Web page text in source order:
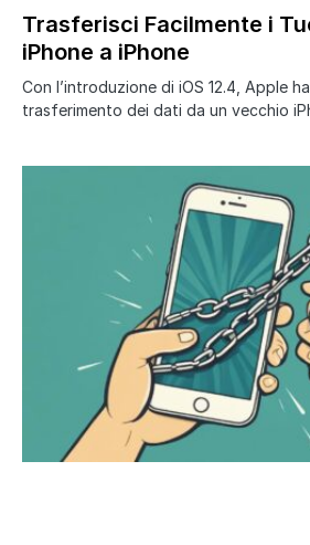
Trasferisci Facilmente i
iPhone a iPhone
Con l’introduzione di iOS 12.4, Apple
trasferimento dei dati da un vecchio